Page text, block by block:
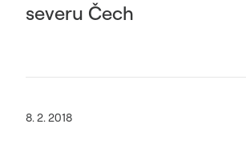
severu Čech
8. 2. 2018